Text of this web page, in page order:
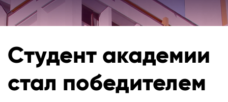
Студент академии
стал победителем